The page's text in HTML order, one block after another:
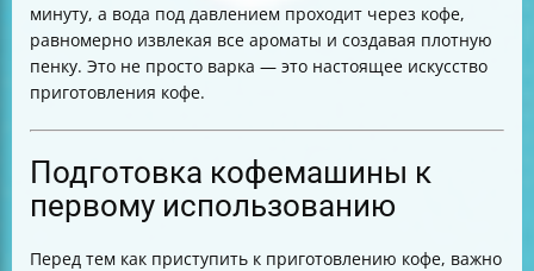
минуту, а вода под давлением проходит через кофе,
равномерно извлекая все ароматы и создавая плотную
пенку. Это не просто варка — это настоящее искусство
приготовления кофе.
Подготовка кофемашины к
первому использованию
Перед тем как приступить к приготовлению кофе, важно